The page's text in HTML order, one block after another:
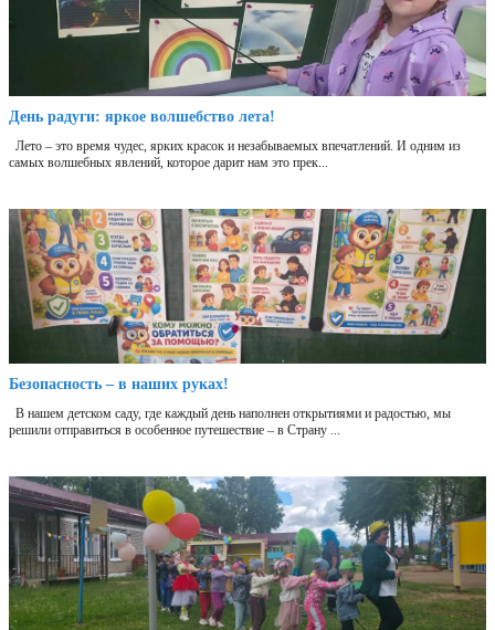
День радуги: яркое волшебство лета!
Лето – это время чудес, ярких красок и незабываемых впечатлений. И одним из
самых волшебных явлений, которое дарит нам это прек...
Безопасность – в наших руках!
В нашем детском саду, где каждый день наполнен открытиями и радостью, мы
решили отправиться в особенное путешествие – в Страну ...